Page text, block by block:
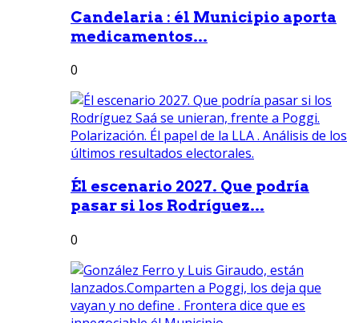
Candelaria : él Municipio aporta
medicamentos...
0
Él escenario 2027. Que podría
pasar si los Rodríguez...
0